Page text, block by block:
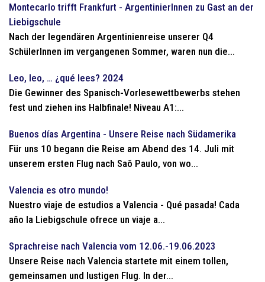
Montecarlo trifft Frankfurt - ArgentinierInnen zu Gast an der
Liebigschule
Nach der legendären Argentinienreise unserer Q4
SchülerInnen im vergangenen Sommer, waren nun die...
Leo, leo, … ¿qué lees? 2024
Die Gewinner des Spanisch-Vorlesewettbewerbs stehen
fest und ziehen ins Halbfinale! Niveau A1:...
Buenos días Argentina - Unsere Reise nach Südamerika
Für uns 10 begann die Reise am Abend des 14. Juli mit
unserem ersten Flug nach Saõ Paulo, von wo...
Valencia es otro mundo!
Nuestro viaje de estudios a Valencia - Qué pasada! Cada
año la Liebigschule ofrece un viaje a...
Sprachreise nach Valencia vom 12.06.-19.06.2023
Unsere Reise nach Valencia startete mit einem tollen,
gemeinsamen und lustigen Flug. In der...